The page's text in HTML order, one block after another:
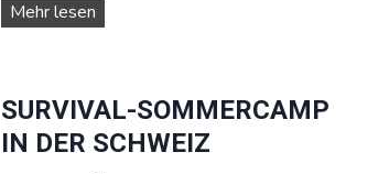
Mehr lesenW
A
E
R
S
SURVIVAL-SOMMERCAMP
IN DER SCHWEIZ